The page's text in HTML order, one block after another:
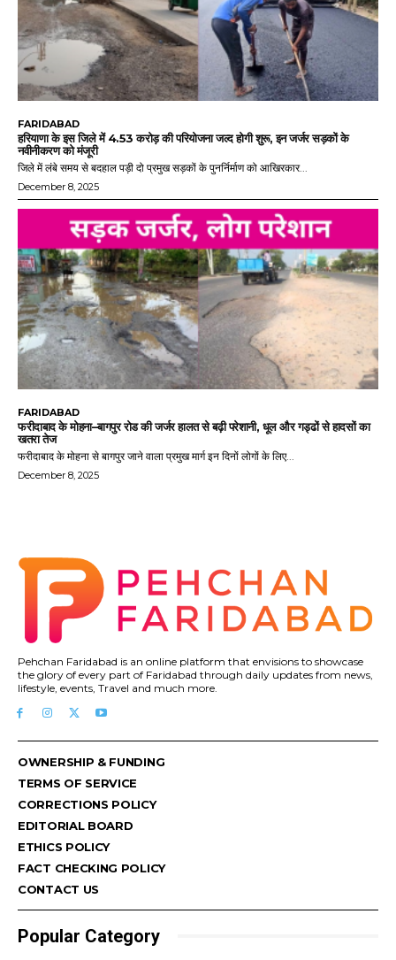
FARIDABAD
हरियाणा के इस जिले में 4.53 करोड़ की परियोजना जल्द होगी शुरू, इन जर्जर सड़कों के
नवीनीकरण को मंजूरी
जिले में लंबे समय से बदहाल पड़ी दो प्रमुख सड़कों के पुनर्निर्माण को आखिरकार...
December 8, 2025
FARIDABAD
फरीदाबाद के मोहना–बागपुर रोड की जर्जर हालत से बढ़ी परेशानी, धूल और गड्ढों से हादसों का
खतरा तेज
फरीदाबाद के मोहना से बागपुर जाने वाला प्रमुख मार्ग इन दिनों लोगों के लिए...
December 8, 2025
Pehchan Faridabad is an online platform that envisions to showcase
the glory of every part of Faridabad through daily updates from news,
lifestyle, events, Travel and much more.
OWNERSHIP & FUNDING
TERMS OF SERVICE
CORRECTIONS POLICY
EDITORIAL BOARD
ETHICS POLICY
FACT CHECKING POLICY
CONTACT US
Popular Category